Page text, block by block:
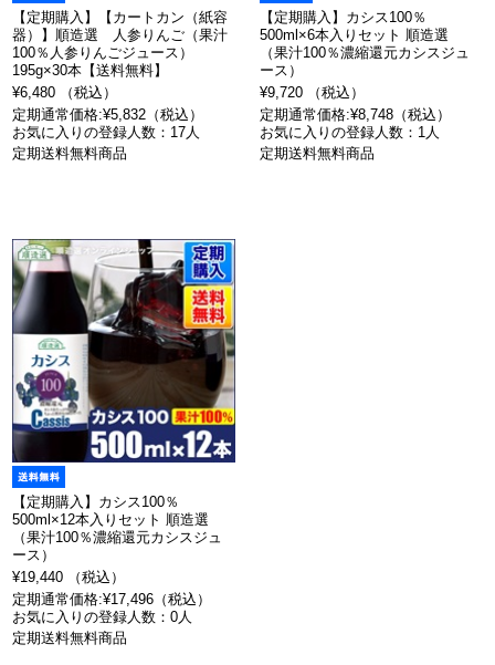
【定期購入】【カートカン（紙容
器）】順造選 人参りんご（果汁
100％人参りんごジュース）
195g×30本【送料無料】
¥6,480 （税込）
定期通常価格:¥5,832（税込）
お気に入りの登録人数：17人
定期送料無料商品
【定期購入】カシス100％
500ml×6本入りセット 順造選
（果汁100％濃縮還元カシスジュ
ース）
¥9,720 （税込）
定期通常価格:¥8,748（税込）
お気に入りの登録人数：1人
定期送料無料商品
【定期購入】カシス100％
500ml×12本入りセット 順造選
（果汁100％濃縮還元カシスジュ
ース）
¥19,440 （税込）
定期通常価格:¥17,496（税込）
お気に入りの登録人数：0人
定期送料無料商品